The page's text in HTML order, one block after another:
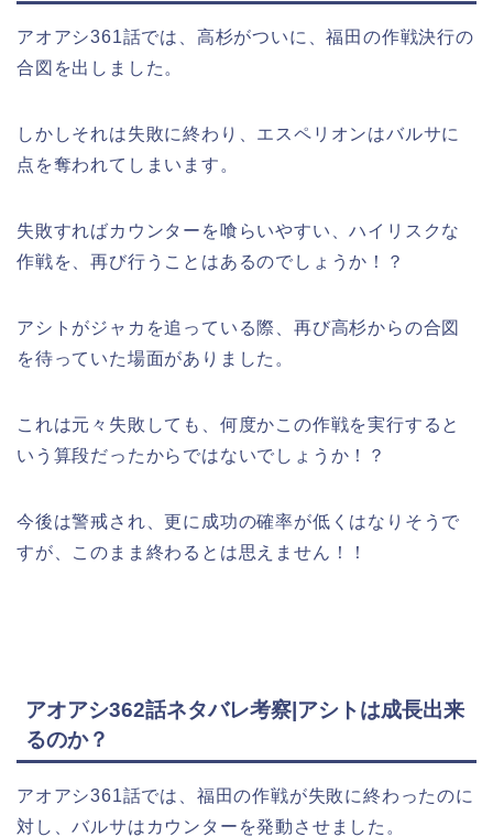
アオアシ361話では、高杉がついに、福田の作戦決行の
合図を出しました。
しかしそれは失敗に終わり、エスペリオンはバルサに
点を奪われてしまいます。
失敗すればカウンターを喰らいやすい、ハイリスクな
作戦を、再び行うことはあるのでしょうか！？
アシトがジャカを追っている際、再び高杉からの合図
を待っていた場面がありました。
これは元々失敗しても、何度かこの作戦を実行すると
いう算段だったからではないでしょうか！？
今後は警戒され、更に成功の確率が低くはなりそうで
すが、このまま終わるとは思えません！！
アオアシ362話ネタバレ考察|アシトは成長出来
るのか？
アオアシ361話では、福田の作戦が失敗に終わったのに
対し、バルサはカウンターを発動させました。